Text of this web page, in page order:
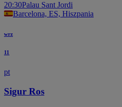
20:30Palau Sant Jordi
Barcelona, ES, Hiszpania
wrz
11
pt
Sigur Ros